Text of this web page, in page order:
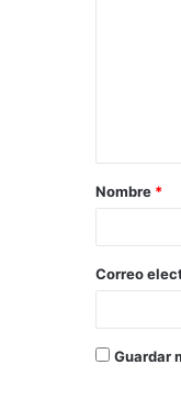
a
r
*
Nombre *
Correo
Guardar